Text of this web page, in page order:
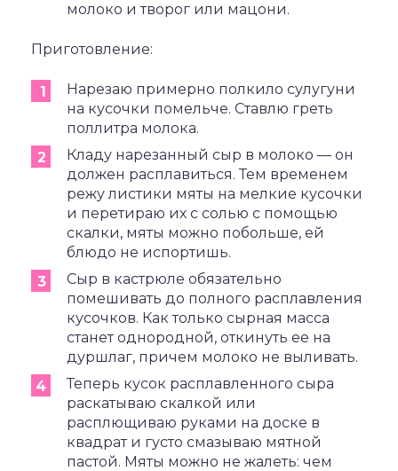
молоко и творог или мацони.
Приготовление:
Нарезаю примерно полкило сулугуни
на кусочки помельче. Ставлю греть
поллитра молока.
Кладу нарезанный сыр в молоко — он
должен расплавиться. Тем временем
режу листики мяты на мелкие кусочки
и перетираю их с солью с помощью
скалки, мяты можно побольше, ей
блюдо не испортишь.
Сыр в кастрюле обязательно
помешивать до полного расплавления
кусочков. Как только сырная масса
станет однородной, откинуть ее на
дуршлаг, причем молоко не выливать.
Теперь кусок расплавленного сыра
раскатываю скалкой или
расплющиваю руками на доске в
квадрат и густо смазываю мятной
пастой. Мяты можно не жалеть: чем